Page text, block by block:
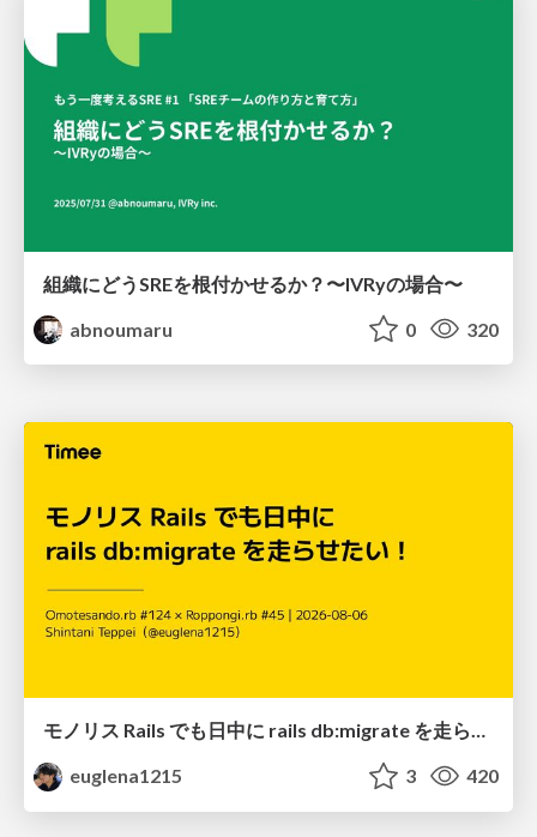
組織にどうSREを根付かせるか？〜IVRyの場合〜
abnoumaru
0 320
モノリス Rails でも日中に rails db:migrate を走らせたい！ / Daytime rails db:migrate on Monolithic Rails!
euglena1215
3 420